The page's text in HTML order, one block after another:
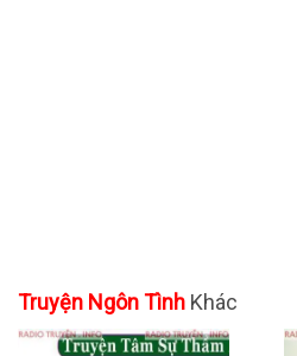
Truyện Ngôn Tình Khác